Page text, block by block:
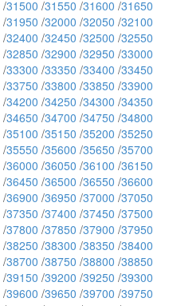
/31500 /31550 /31600 /31650
/31950 /32000 /32050 /32100
/32400 /32450 /32500 /32550
/32850 /32900 /32950 /33000
/33300 /33350 /33400 /33450
/33750 /33800 /33850 /33900
/34200 /34250 /34300 /34350
/34650 /34700 /34750 /34800
/35100 /35150 /35200 /35250
/35550 /35600 /35650 /35700
/36000 /36050 /36100 /36150
/36450 /36500 /36550 /36600
/36900 /36950 /37000 /37050
/37350 /37400 /37450 /37500
/37800 /37850 /37900 /37950
/38250 /38300 /38350 /38400
/38700 /38750 /38800 /38850
/39150 /39200 /39250 /39300
/39600 /39650 /39700 /39750